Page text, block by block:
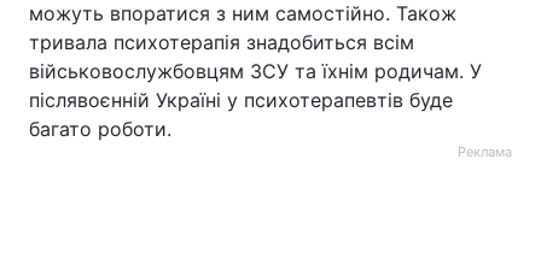
можуть впоратися з ним самостійно. Також
тривала психотерапія знадобиться всім
військовослужбовцям ЗСУ та їхнім родичам. У
післявоєнній Україні у психотерапевтів буде
багато роботи.
Реклама